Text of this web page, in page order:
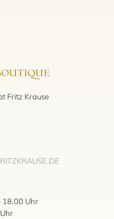
Fritz Krause
18.00 Uhr